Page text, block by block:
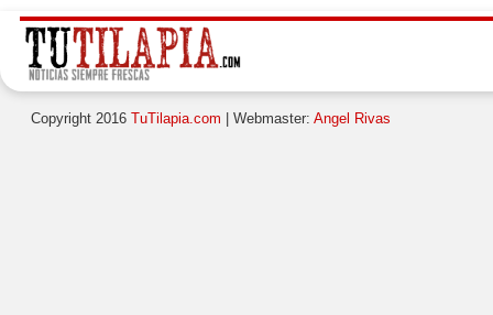
Copyright 2016 TuTilapia.com | Webmaster: Angel Rivas